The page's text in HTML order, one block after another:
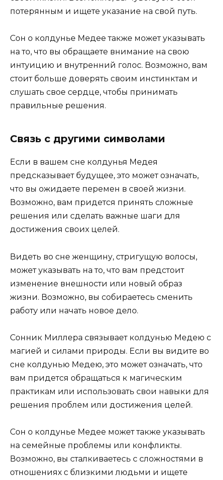
потерянным и ищете указание на свой путь.
Сон о колдунье Медее также может указывать
на то, что вы обращаете внимание на свою
интуицию и внутренний голос. Возможно, вам
стоит больше доверять своим инстинктам и
слушать свое сердце, чтобы принимать
правильные решения.
Связь с другими символами
Если в вашем сне колдунья Медея
предсказывает будущее, это может означать,
что вы ожидаете перемен в своей жизни.
Возможно, вам придется принять сложные
решения или сделать важные шаги для
достижения своих целей.
Видеть во сне женщину, стригущую волосы,
может указывать на то, что вам предстоит
изменение внешности или новый образ
жизни. Возможно, вы собираетесь сменить
работу или начать новое дело.
Сонник Миллера связывает колдунью Медею с
магией и силами природы. Если вы видите во
сне колдунью Медею, это может означать, что
вам придется обращаться к магическим
практикам или использовать свои навыки для
решения проблем или достижения целей.
Сон о колдунье Медее может также указывать
на семейные проблемы или конфликты.
Возможно, вы сталкиваетесь с сложностями в
отношениях с близкими людьми и ищете